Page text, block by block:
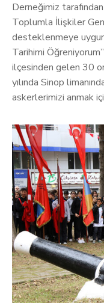
Derneğimiz
Toplumla İlişkiler
desteklenmeye
Tarihimi
ilçesinden gelen 30
yılında Sinop
askerlerimizi anmak